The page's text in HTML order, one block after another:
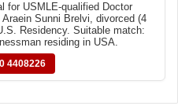
for USMLE-qualified Doctor
Sunni Brelvi, divorced (4
Residency. Suitable match:
residing in USA.
4408226